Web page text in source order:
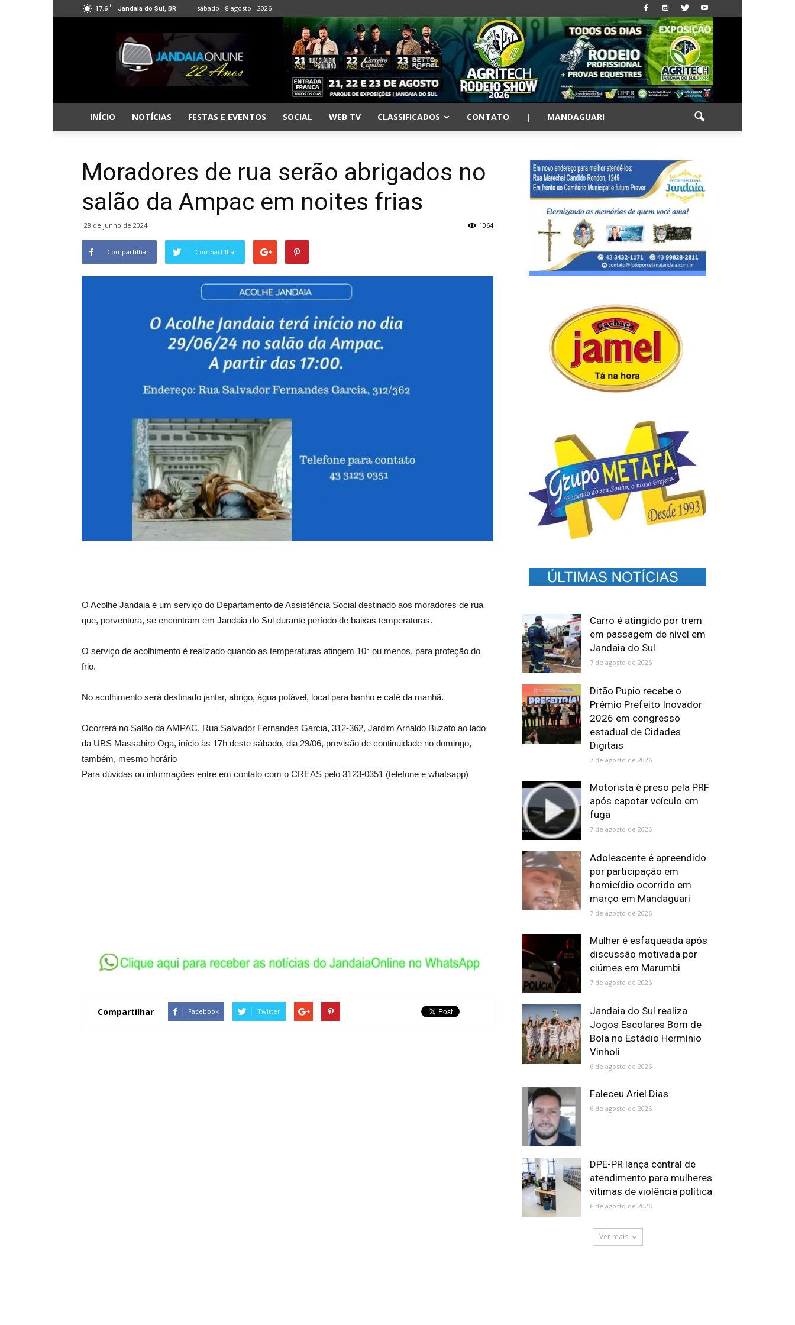
17.6 C Jandaia do Sul, BR sábado - 8 agosto - 2026
Jandaia
Online
INÍCIO NOTÍCIAS FESTAS E EVENTOS SOCIAL WEB TV CLASSIFICADOS CONTATO | MANDAGUARI
Moradores de rua serão abrigados no
salão da Ampac em noites frias
28 de junho de 2024 1064
Compartilhar Compartilhar
O Acolhe Jandaia é um serviço do Departamento de Assistência Social destinado aos moradores de rua
que, porventura, se encontram em Jandaia do Sul durante período de baixas temperaturas.
O serviço de acolhimento é realizado quando as temperaturas atingem 10° ou menos, para proteção do
frio.
No acolhimento será destinado jantar, abrigo, água potável, local para banho e café da manhã.
Ocorrerá no Salão da AMPAC, Rua Salvador Fernandes Garcia, 312-362, Jardim Arnaldo Buzato ao lado
da UBS Massahiro Oga, início às 17h deste sábado, dia 29/06, previsão de continuidade no domingo,
também, mesmo horário
Para dúvidas ou informações entre em contato com o CREAS pelo 3123-0351 (telefone e whatsapp)
Compartilhar Facebook Twitter
Carro é atingido por trem
em passagem de nível em
Jandaia do Sul
7 de agosto de 2026
Ditão Pupio recebe o
Prêmio Prefeito Inovador
2026 em congresso
estadual de Cidades
Digitais
7 de agosto de 2026
Motorista é preso pela PRF
após capotar veículo em
fuga
7 de agosto de 2026
Adolescente é apreendido
por participação em
homicídio ocorrido em
março em Mandaguari
7 de agosto de 2026
Mulher é esfaqueada após
discussão motivada por
ciúmes em Marumbi
7 de agosto de 2026
Jandaia do Sul realiza
Jogos Escolares Bom de
Bola no Estádio Hermínio
Vinholi
6 de agosto de 2026
Faleceu Ariel Dias
6 de agosto de 2026
DPE-PR lança central de
atendimento para mulheres
vítimas de violência política
6 de agosto de 2026
Ver mais